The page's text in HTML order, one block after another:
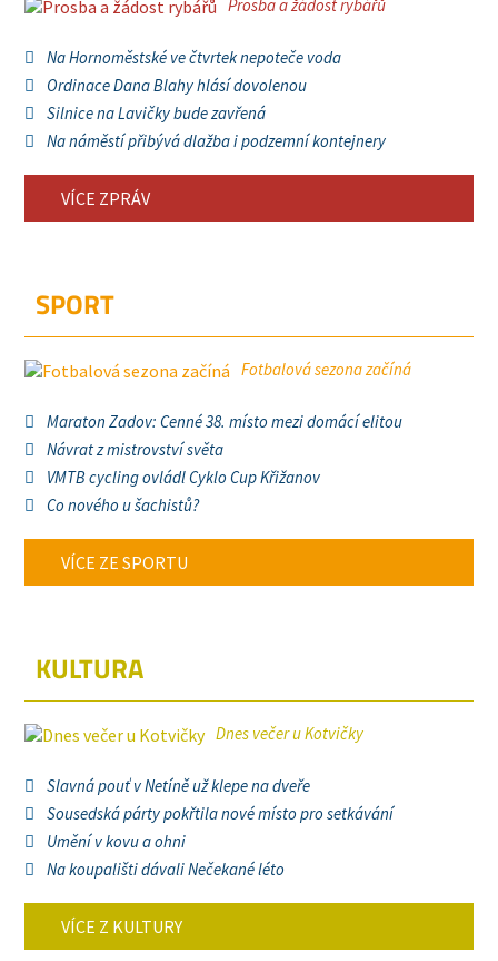
Prosba a žádost rybářů
Na Hornoměstské ve čtvrtek nepoteče voda
Ordinace Dana Blahy hlásí dovolenou
Silnice na Lavičky bude zavřená
Na náměstí přibývá dlažba i podzemní kontejnery
VÍCE ZPRÁV
SPORT
Fotbalová sezona začíná
Maraton Zadov: Cenné 38. místo mezi domácí elitou
Návrat z mistrovství světa
VMTB cycling ovládl Cyklo Cup Křižanov
Co nového u šachistů?
VÍCE ZE SPORTU
KULTURA
Dnes večer u Kotvičky
Slavná pouť v Netíně už klepe na dveře
Sousedská párty pokřtila nové místo pro setkávání
Umění v kovu a ohni
Na koupališti dávali Nečekané léto
VÍCE Z KULTURY